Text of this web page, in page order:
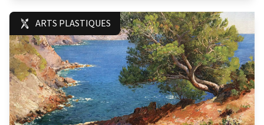
ARTS PLASTIQUES